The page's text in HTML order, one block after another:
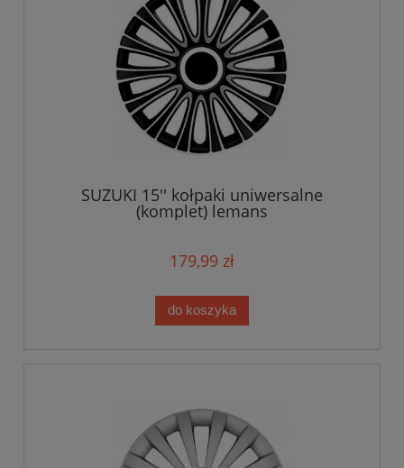
SUZUKI 15'' kołpaki uniwersalne
(komplet) lemans
179,99 zł
do koszyka